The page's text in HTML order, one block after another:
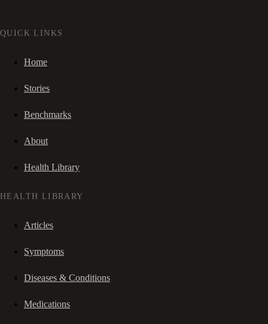
QUICK LINKS
Home
Stories
Benchmarks
About
Health Library
HEALTH LIBRARY
Articles
Symptoms
Diseases & Conditions
Medications